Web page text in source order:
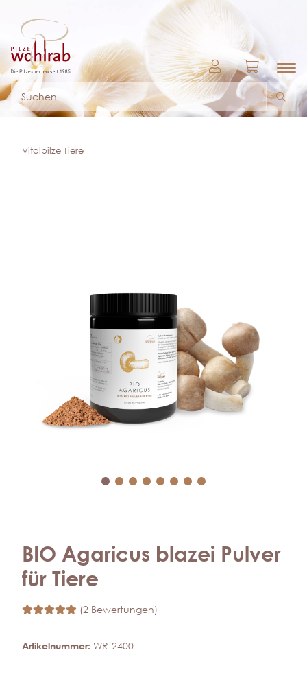
Vitalpilze Tiere
BIO Agaricus blazei Pulver
für Tiere
(2 Bewertungen)
Artikelnummer: WR-2400